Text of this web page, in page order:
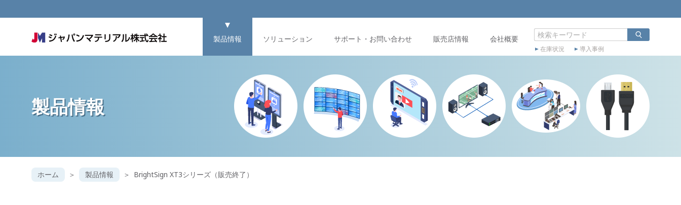
製品情報 ソリューション サポート・お問い合わせ 販売店情報 会社概要
在庫状況 導入事例
製品情報
ホーム 製品情報 BrightSign XT3シリーズ（販売終了）